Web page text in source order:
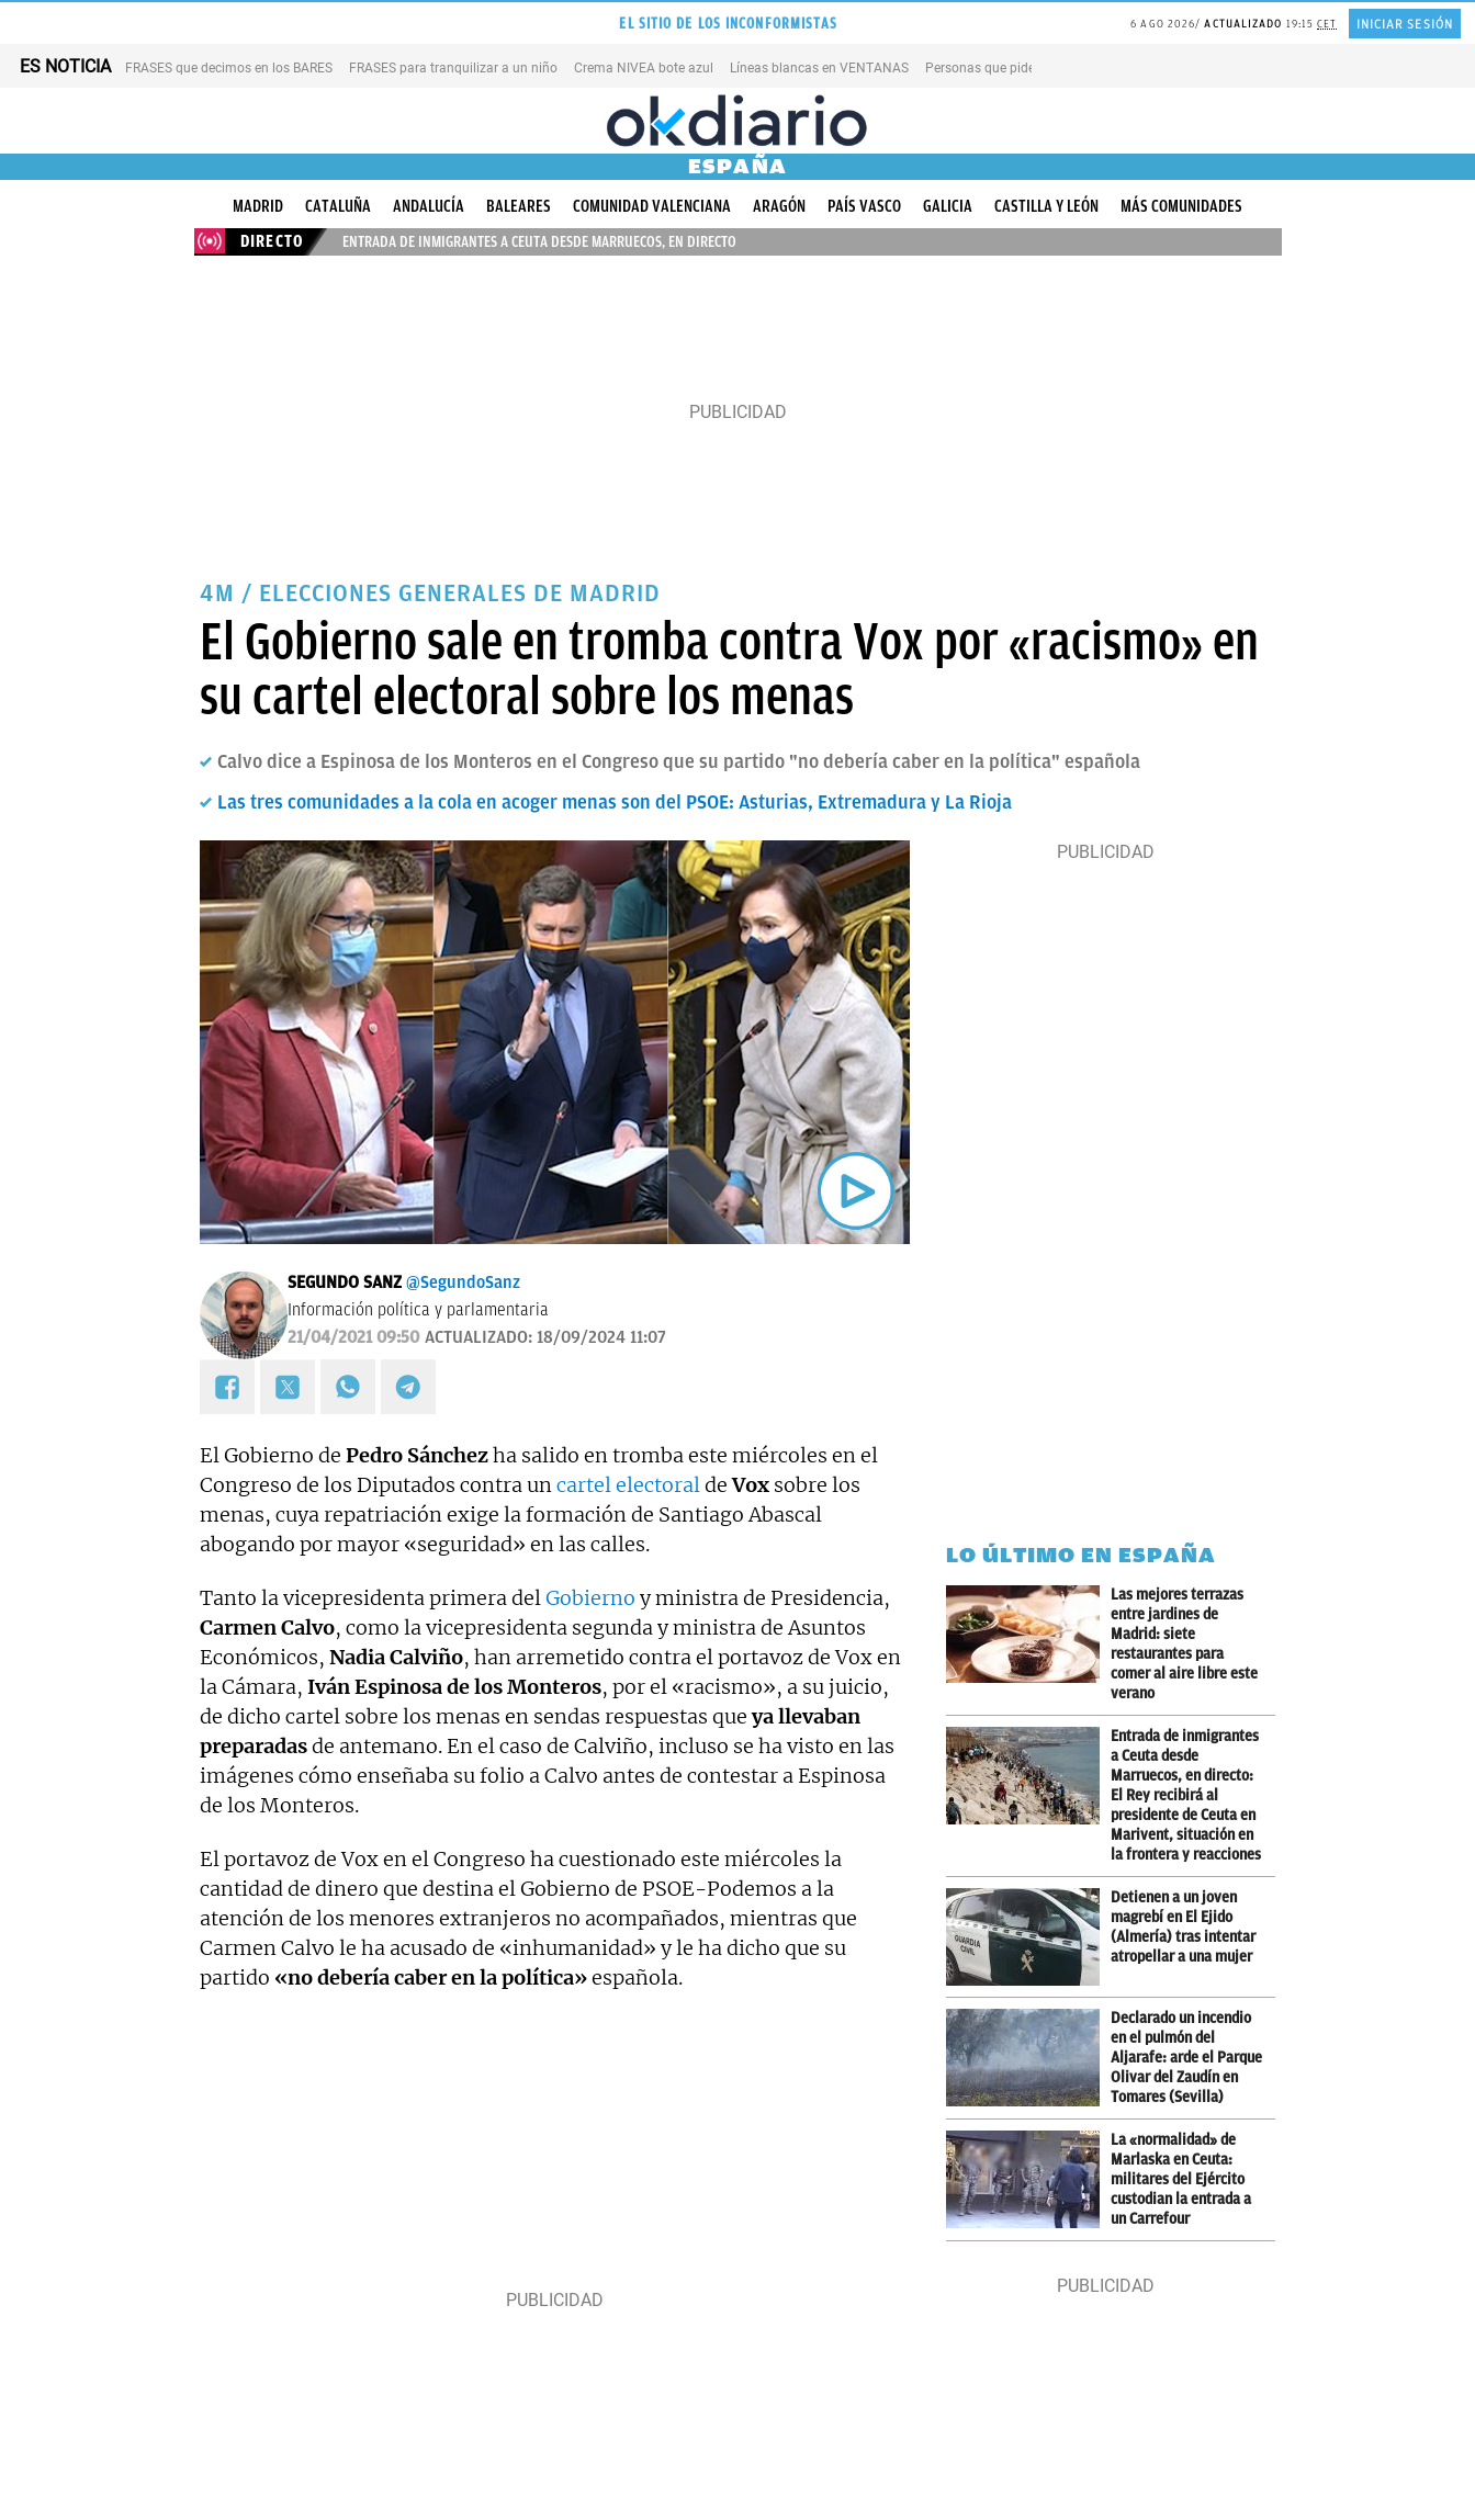
EL SITIO DE LOS INCONFORMISTAS 6 AGO 2026 ACTUALIZADO 19:15CET INICIAR SESIÓN
ES NOTICIA FRASES que decimos en los BARES FRASES para tranquilizar a un niño Crema NIVEA bote azul Líneas blancas en VENTANAS Personas que piden PERDÓN por todo
ESPAÑA
MADRID CATALUÑA ANDALUCÍA BALEARES COMUNIDAD VALENCIANA ARAGÓN PAÍS VASCO GALICIA CASTILLA Y LEÓN
MÁS COMUNIDADES
DIRECTO
ENTRADA DE INMIGRANTES A CEUTA DESDE MARRUECOS, EN DIRECTO
4M / ELECCIONES GENERALES DE MADRID
El Gobierno sale en tromba contra Vox por «racismo» en
su cartel electoral sobre los menas
Calvo dice a Espinosa de los Monteros en el Congreso que su partido "no debería caber en la política" española
Las tres comunidades a la cola en acoger menas son del PSOE: Asturias, Extremadura y La Rioja
SEGUNDO SANZ @SegundoSanz
Información política y parlamentaria
21/04/2021 09:50 ACTUALIZADO: 18/09/2024 11:07
El Gobierno de Pedro Sánchezha salido en tromba este miércoles en el
Congreso de los Diputados contra un cartel electoral deVox sobre los
menas, cuya repatriación exige la formación de Santiago Abascal
abogando por mayor «seguridad» en las calles.
Tanto la vicepresidenta primera del Gobierno y ministra de Presidencia,
Carmen Calvo, como la vicepresidenta segunda y ministra de Asuntos
Económicos, Nadia Calviño, han arremetido contra el portavoz de Vox en
la Cámara, Iván Espinosa de los Monteros, por el «racismo», a su juicio,
de dicho cartel sobre los menas en sendas respuestas queya llevaban
preparadasde antemano. En el caso de Calviño, incluso se ha visto en las
imágenes cómo enseñaba su folio a Calvo antes de contestar a Espinosa
de los Monteros.
El portavoz de Vox en el Congreso ha cuestionado este miércoles la
cantidad de dinero que destina el Gobierno de PSOE-Podemos a la
atención de los menores extranjeros no acompañados, mientras que
Carmen Calvo le ha acusado de «inhumanidad» y le ha dicho que su
partido «no debería caber en la política»española.
LO ÚLTIMO EN ESPAÑA
Las mejores terrazas
entre jardines de
Madrid: siete
restaurantes para
comer al aire libre este
verano
Entrada de inmigrantes
a Ceuta desde
Marruecos, en directo:
El Rey recibirá al
presidente de Ceuta en
Marivent, situación en
la frontera y reacciones
Detienen a un joven
magrebí en El Ejido
(Almería) tras intentar
atropellar a una mujer
Declarado un incendio
en el pulmón del
Aljarafe: arde el Parque
Olivar del Zaudín en
Tomares (Sevilla)
La «normalidad» de
Marlaska en Ceuta:
militares del Ejército
custodian la entrada a
un Carrefour